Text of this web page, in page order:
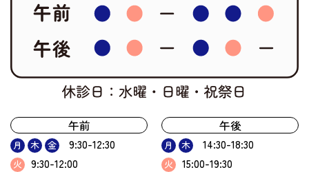
午前
月 木 金 9:30-12:30
火 9:30-12:00
午後
月 木 14:30-18:30
火 15:00-19:30